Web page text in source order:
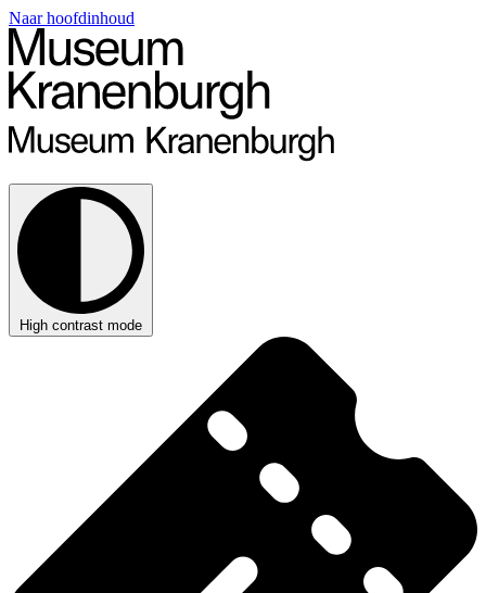
Naar hoofdinhoud
High contrast mode